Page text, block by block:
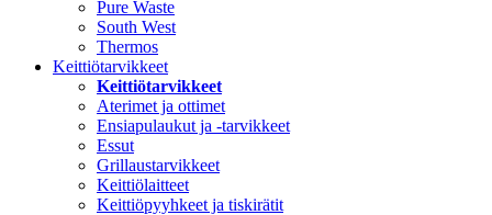
Pure Waste
South West
Thermos
Keittiötarvikkeet
Keittiötarvikkeet
Aterimet ja ottimet
Ensiapulaukut ja -tarvikkeet
Essut
Grillaustarvikkeet
Keittiölaitteet
Keittiöpyyhkeet ja tiskirätit